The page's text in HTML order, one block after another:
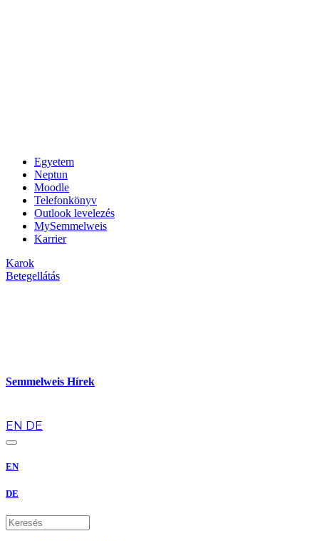
Egyetem
Neptun
Moodle
Telefonkönyv
Outlook levelezés
MySemmelweis
Karrier
Karok
Betegellátás
Semmelweis Hírek
EN DE
EN
DE